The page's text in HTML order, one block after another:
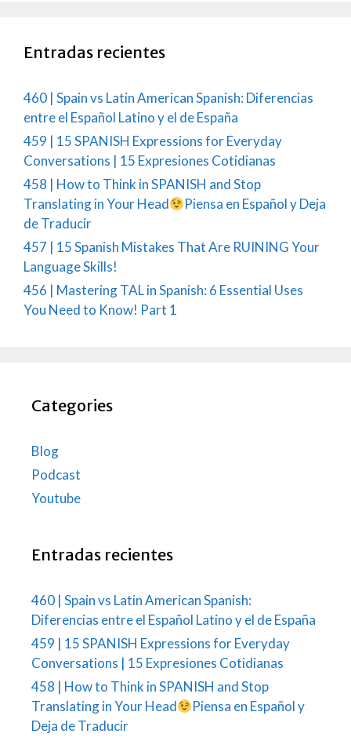
Entradas recientes
460 | Spain vs Latin American Spanish: Diferencias
entre el Español Latino y el de España
459 | 15 SPANISH Expressions for Everyday
Conversations | 15 Expresiones Cotidianas
458 | How to Think in SPANISH and Stop
Translating in Your Head
Piensa en Español y Deja
de Traducir
457 | 15 Spanish Mistakes That Are RUINING Your
Language Skills!
456 | Mastering TAL in Spanish: 6 Essential Uses
You Need to Know! Part 1
Categories
Blog
Podcast
Youtube
Entradas recientes
460 | Spain vs Latin American Spanish:
Diferencias entre el Español Latino y el de España
459 | 15 SPANISH Expressions for Everyday
Conversations | 15 Expresiones Cotidianas
458 | How to Think in SPANISH and Stop
Translating in Your Head
Piensa en Español y
Deja de Traducir